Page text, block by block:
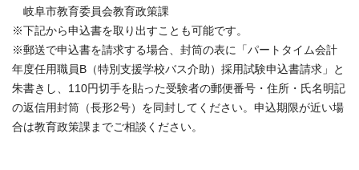
岐阜市教育委員会教育政策課
※下記から申込書を取り出すことも可能です。
※郵送で申込書を請求する場合、封筒の表に「パートタイム会計
年度任用職員B（特別支援学校バス介助）採用試験申込書請求」と
朱書きし、110円切手を貼った受験者の郵便番号・住所・氏名明記
の返信用封筒（長形2号）を同封してください。申込期限が近い場
合は教育政策課までご相談ください。